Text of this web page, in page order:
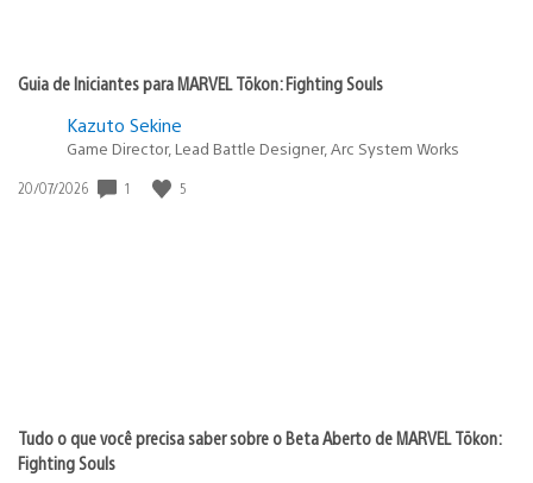
Guia de Iniciantes para MARVEL Tōkon: Fighting Souls
Kazuto Sekine
Game Director, Lead Battle Designer, Arc System Works
Data
20/07/2026 1 5
Tudo o que você precisa saber sobre o Beta Aberto de MARVEL Tōkon:
Fighting Souls